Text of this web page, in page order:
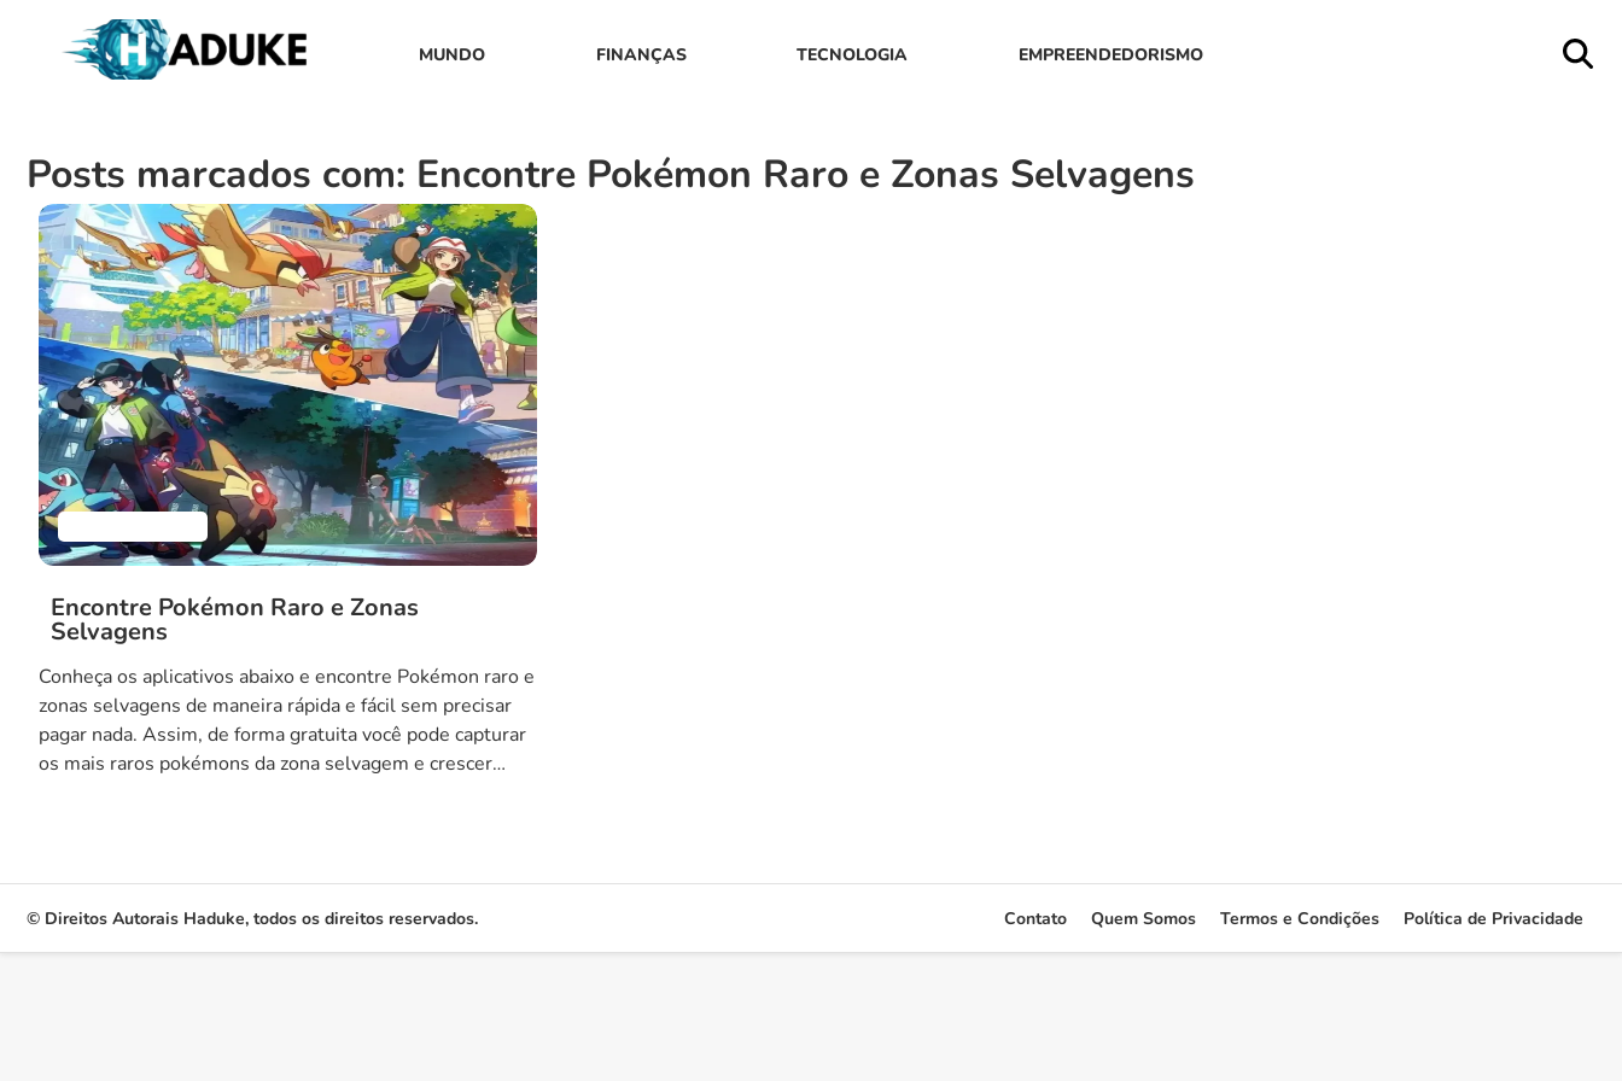
MUNDO FINANÇAS TECNOLOGIA EMPREENDEDORISMO
Posts marcados com: Encontre Pokémon Raro e Zonas Selvagens
Encontre Pokémon Raro e Zonas
Selvagens
Conheça os aplicativos abaixo e encontre Pokémon raro e
zonas selvagens de maneira rápida e fácil sem precisar
pagar nada. Assim, de forma gratuita você pode capturar
os mais raros pokémons da zona selvagem e crescer
© Direitos Autorais Haduke, todos os direitos reservados. Contato Quem Somos Termos e Condições Política de Privacidade